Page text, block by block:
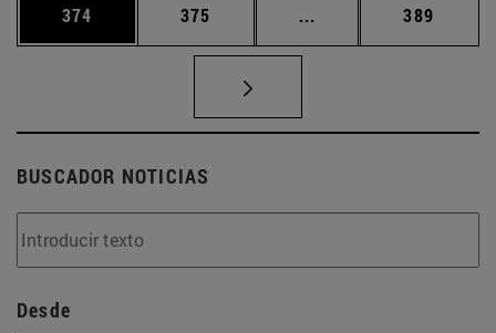
Página
374 Página
375 ... Páginas intermedias
Página
389
BUSCADOR NOTICIAS
Desde